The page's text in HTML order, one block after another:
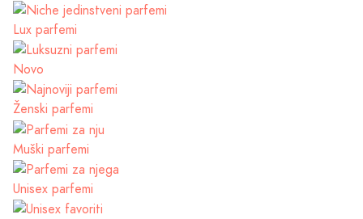
Lux parfemi
Novo
Ženski parfemi
Muški parfemi
Unisex parfemi